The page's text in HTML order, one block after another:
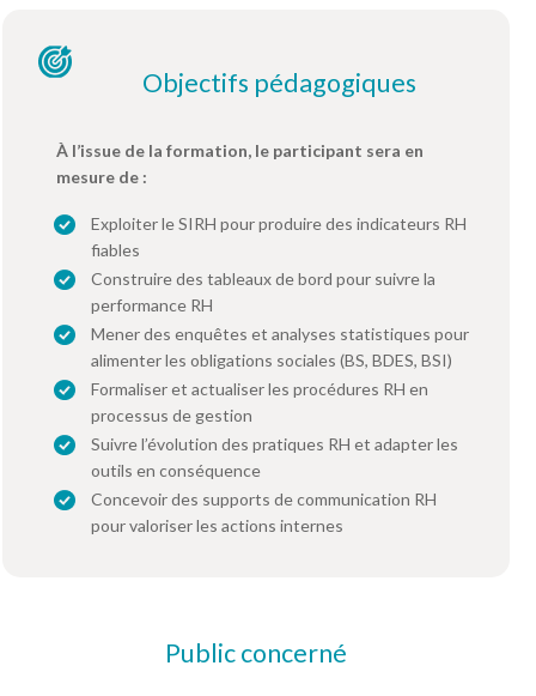
Objectifs pédagogiques
À l’issue de la formation, le participant sera en
mesure de :
Exploiter le SIRH pour produire des indicateurs RH
fiables
Construire des tableaux de bord pour suivre la
performance RH
Mener des enquêtes et analyses statistiques pour
alimenter les obligations sociales (BS, BDES, BSI)
Formaliser et actualiser les procédures RH en
processus de gestion
Suivre l’évolution des pratiques RH et adapter les
outils en conséquence
Concevoir des supports de communication RH
pour valoriser les actions internes
Public concerné